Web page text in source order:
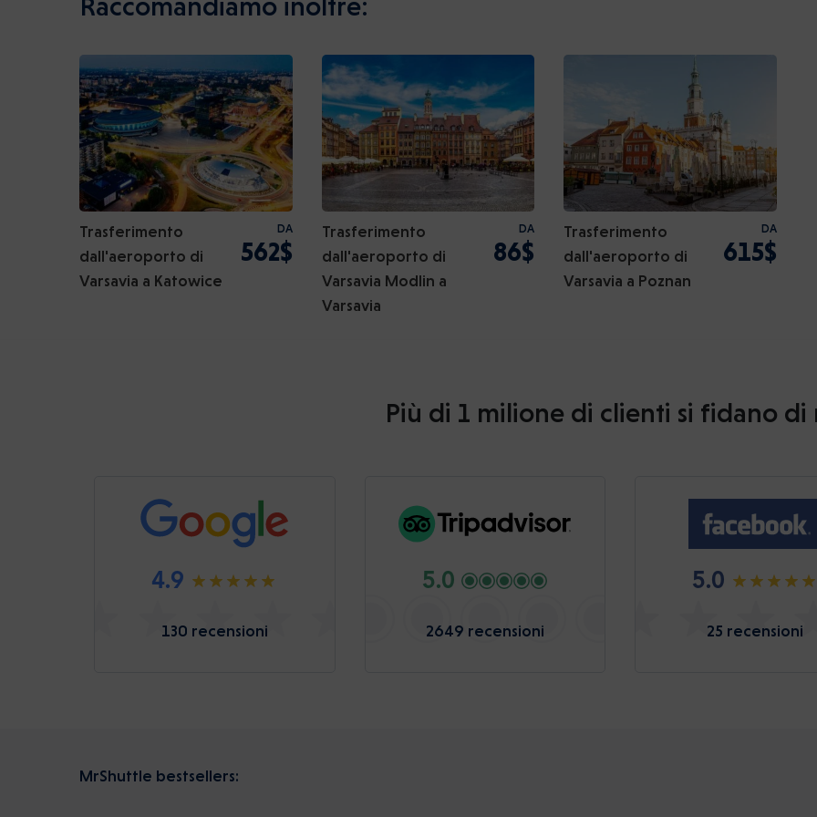
Trasferimento
dall'aeroporto di
Varsavia a Katowice
DA
562$
Trasferimento
dall'aeroporto di
Varsavia Modlin a
Varsavia
DA
86$
Trasferimento
dall'aeroporto di
Varsavia a Poznan
DA
615$
Più di 1 milione di clienti si fidano di
4.9
130 recensioni
5.0
2649 recensioni
5.0
25 recensioni
MrShuttle bestsellers: